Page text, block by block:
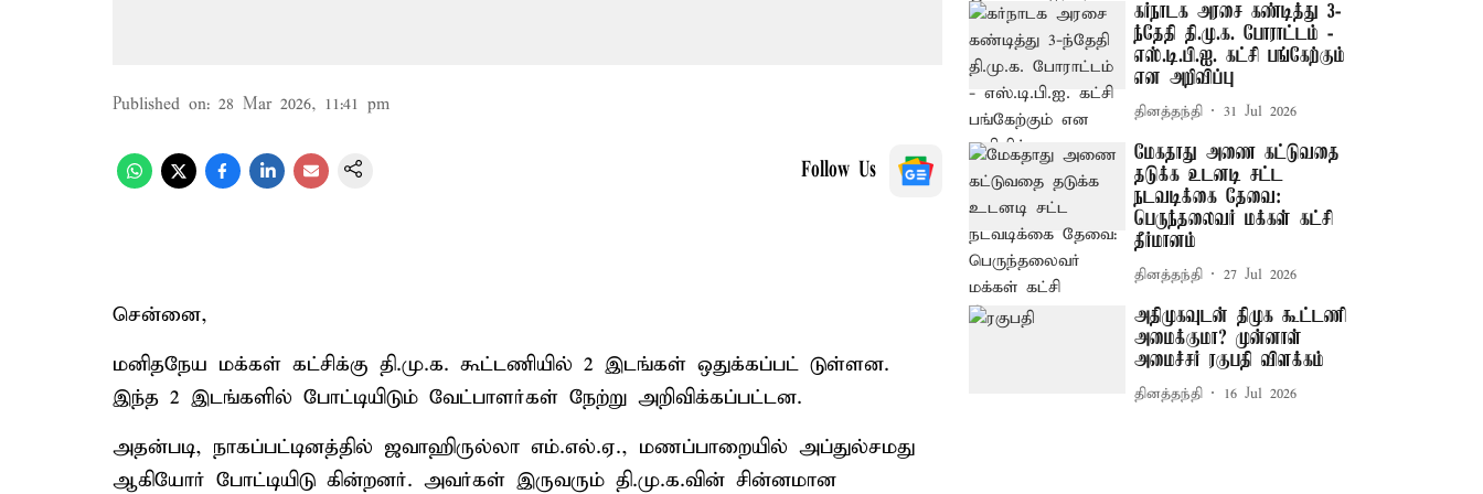
Published on: 28 Mar 2026, 11:41 pm
Follow Us
சென்னை,
மனிதநேய மக்கள் கட்சிக்கு தி.மு.க. கூட்டணியில் 2 இடங்கள் ஒதுக்கப்பட் டுள்ளன.
இந்த 2 இடங்களில் போட்டியிடும் வேட்பாளர்கள் நேற்று அறிவிக்கப்பட்டன.
அதன்படி, நாகப்பட்டினத்தில் ஜவாஹிருல்லா எம்.எல்.ஏ., மணப்பாறையில் அப்துல்சமது
ஆகியோர் போட்டியிடு கின்றனர். அவர்கள் இருவரும் தி.மு.க.வின் சின்னமான
கர்நாடக அரசை கண்டித்து 3-
ந்தேதி தி.மு.க. போராட்டம் -
எஸ்.டி.பி.ஐ. கட்சி பங்கேற்கும்
என அறிவிப்பு
தினத்தந்தி 31 Jul 2026
மேகதாது அணை கட்டுவதை
தடுக்க உடனடி சட்ட
நடவடிக்கை தேவை:
பெருந்தலைவர் மக்கள் கட்சி
தீர்மானம்
தினத்தந்தி 27 Jul 2026
அதிமுகவுடன் திமுக கூட்டணி
அமைக்குமா? முன்னாள்
அமைச்சர் ரகுபதி விளக்கம்
தினத்தந்தி 16 Jul 2026